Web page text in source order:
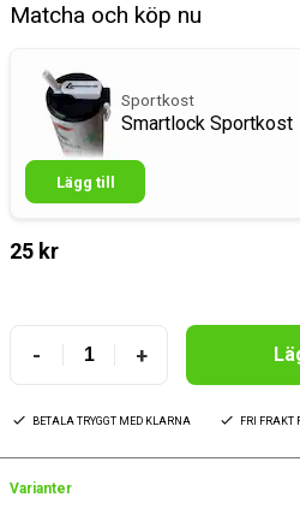
Matcha och köp nu
Sportkost
Smartlock Sportkost
Lägg till
25 kr
- +
BETALA TRYGGT MED KLARNA FRI FRAKT
Varianter